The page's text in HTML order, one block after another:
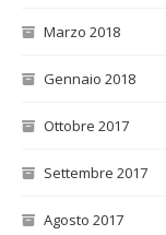
Marzo 2018
Gennaio 2018
Ottobre 2017
Settembre 2017
Agosto 2017